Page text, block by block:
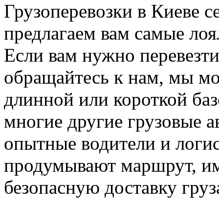
Грузоперевозки в Киеве
предлагаем вам самые
Если вам нужно
обращайтесь к нам, мы
длинной или короткой
многие другие грузовые
опытные водители и
продумывают маршрут,
безопасную доставку